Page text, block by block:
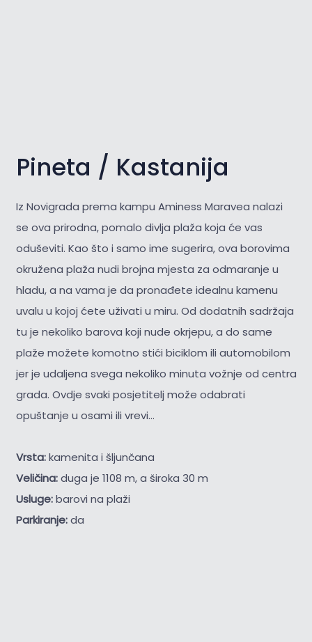
Pineta / Kastanija
Iz Novigrada prema kampu Aminess Maravea nalazi
se ova prirodna, pomalo divlja plaža koja će vas
oduševiti. Kao što i samo ime sugerira, ova borovima
okružena plaža nudi brojna mjesta za odmaranje u
hladu, a na vama je da pronađete idealnu kamenu
uvalu u kojoj ćete uživati u miru. Od dodatnih sadržaja
tu je nekoliko barova koji nude okrjepu, a do same
plaže možete komotno stići biciklom ili automobilom
jer je udaljena svega nekoliko minuta vožnje od centra
grada. Ovdje svaki posjetitelj može odabrati
opuštanje u osami ili vrevi...
Vrsta:kamenita i šljunčana
Veličina:duga je 1108 m, a široka 30 m
Usluge:barovi na plaži
Parkiranje:da